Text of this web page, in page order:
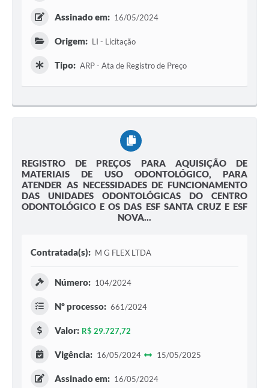
Assinado em: 16/05/2024
Origem: LI - Licitação
Tipo: ARP - Ata de Registro de Preço
REGISTRO DE PREÇOS PARA AQUISIÇÃO DE
MATERIAIS DE USO ODONTOLÓGICO, PARA
ATENDER AS NECESSIDADES DE FUNCIONAMENTO
DAS UNIDADES ODONTOLÓGICAS DO CENTRO
ODONTOLÓGICO E OS DAS ESF SANTA CRUZ E ESF
NOVA...
Contratada(s): M G FLEX LTDA
Número: 104/2024
Nº processo: 661/2024
Valor: R$ 29.727,72
Vigência: 16/05/2024 15/05/2025
Assinado em: 16/05/2024